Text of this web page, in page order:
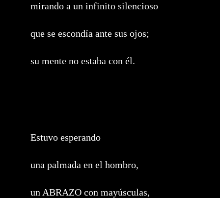
mirando a un infinito silencioso
que se escondía ante sus ojos;
su mente no estaba con él.
Estuvo esperando
una palmada en el hombro,
un ABRAZO con mayúsculas,